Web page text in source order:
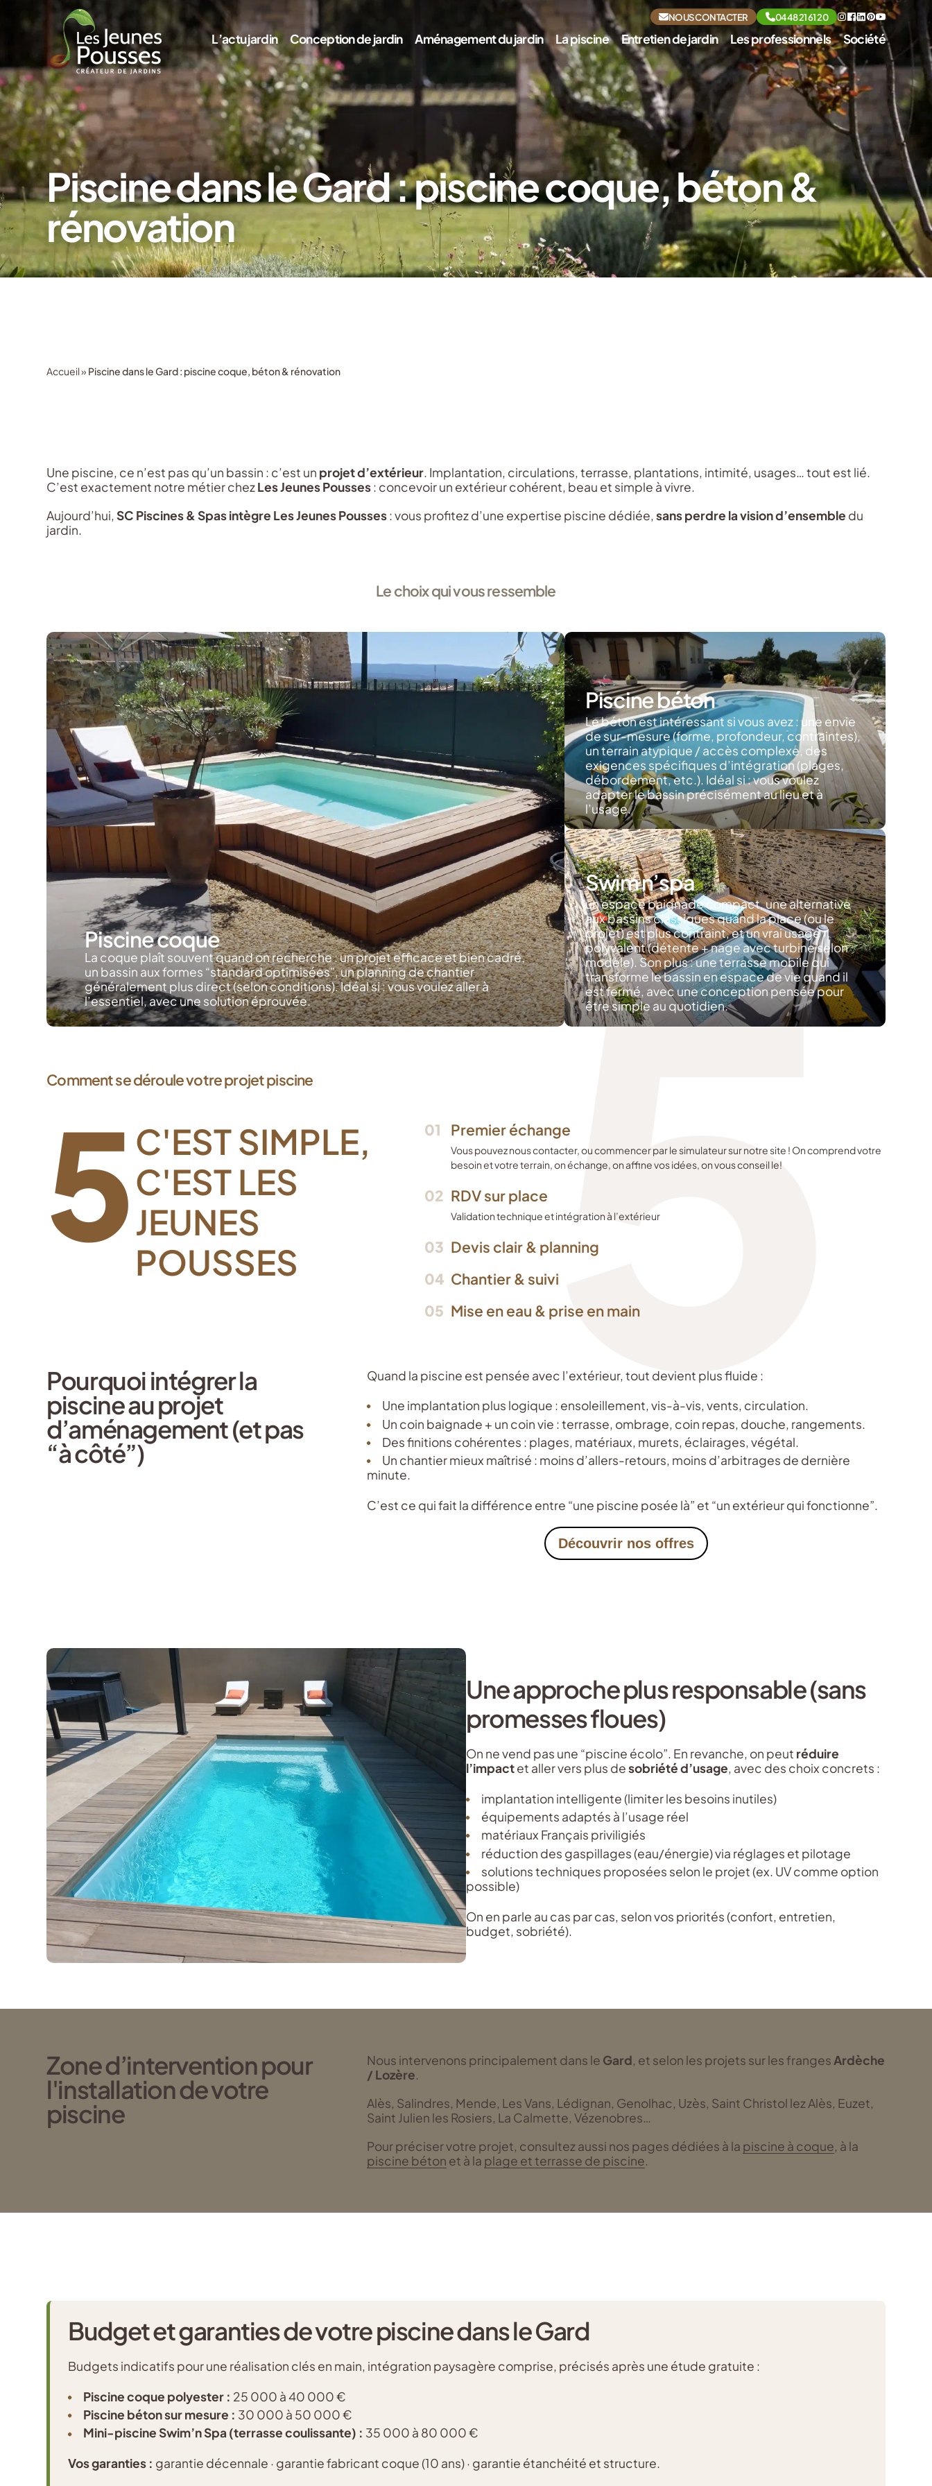
L’actu jardin Conception de jardin Aménagement du jardin La piscine Entretien de jardin Les professionnels Société
NOUS CONTACTER 04 48 21 61 20
Piscine dans le Gard : piscine coque, béton &
rénovation
Accueil» Piscine dans le Gard : piscine coque, béton & rénovation
Une piscine, ce n’est pas qu’un bassin : c’est un projet d’extérieur. Implantation, circulations, terrasse, plantations, intimité, usages… tout est lié.
C’est exactement notre métier chezLes Jeunes Pousses: concevoir un extérieur cohérent, beau et simple à vivre.
Aujourd’hui,SC Piscines & Spas intègre Les Jeunes Pousses: vous profitez d’une expertise piscine dédiée,sans perdre la vision d’ensemble du
jardin.
Le choix qui vous ressemble
Piscine coque
La coque plaît souvent quand on recherche : un projet efficace et bien cadré,
un bassin aux formes “standard optimisées”, un planning de chantier
généralement plus direct (selon conditions). Idéal si : vous voulez aller à
l’essentiel, avec une solution éprouvée.
Piscine béton
Le béton est intéressant si vous avez : une envie
de sur-mesure (forme, profondeur, contraintes),
un terrain atypique / accès complexe, des
exigences spécifiques d’intégration (plages,
débordement, etc.). Idéal si : vous voulez
adapter le bassin précisément au lieu et à
l’usage.
Swim n’spa
un espace baignade compact, une alternative
aux bassins classiques quand la place (ou le
projet) est plus contraint, et un vrai usage
polyvalent (détente + nage avec turbine selon
modèle). Son plus : une terrasse mobile qui
transforme le bassin en espace de vie quand il
est fermé, avec une conception pensée pour
être simple au quotidien.
5
Comment se déroule votre projet piscine
5C'EST SIMPLE,
C'EST LES
JEUNES
POUSSES
01 Premier échange
Vous pouvez nous contacter, ou commencer par le simulateur sur notre site ! On comprend votre
besoin et votre terrain, on échange, on affine vos idées, on vous conseil le!
02 RDV sur place
Validation technique et intégration à l’extérieur
03 Devis clair & planning
04 Chantier & suivi
05 Mise en eau & prise en main
Pourquoi intégrer la
piscine au projet
d’aménagement (et pas
“à côté”)
Quand la piscine est pensée avec l’extérieur, tout devient plus fluide :
Une implantation plus logique : ensoleillement, vis-à-vis, vents, circulation.
Un coin baignade + un coin vie : terrasse, ombrage, coin repas, douche, rangements.
Des finitions cohérentes : plages, matériaux, murets, éclairages, végétal.
Un chantier mieux maîtrisé : moins d’allers-retours, moins d’arbitrages de dernière
minute.
C’est ce qui fait la différence entre “une piscine posée là” et “un extérieur qui fonctionne”.
Découvrir nos offres
Une approche plus responsable (sans
promesses floues)
On ne vend pas une “piscine écolo”. En revanche, on peut réduire
l’impactet aller vers plus desobriété d’usage, avec des choix concrets :
implantation intelligente (limiter les besoins inutiles)
équipements adaptés à l’usage réel
matériaux Français priviligiés
réduction des gaspillages (eau/énergie) via réglages et pilotage
solutions techniques proposées selon le projet (ex. UV comme option
possible)
On en parle au cas par cas, selon vos priorités (confort, entretien,
budget, sobriété).
Zone d’intervention pour
l'installation de votre
piscine
Nous intervenons principalement dans le Gard, et selon les projets sur les franges Ardèche
/ Lozère.
Alès, Salindres, Mende, Les Vans, Lédignan, Genolhac, Uzès, Saint Christol lez Alès, Euzet,
Saint Julien les Rosiers, La Calmette, Vézenobres…
Pour préciser votre projet, consultez aussi nos pages dédiées à la piscine à coque, à la
piscine béton et à la plage et terrasse de piscine.
Budget et garanties de votre piscine dans le Gard
Budgets indicatifs pour une réalisation clés en main, intégration paysagère comprise, précisés après une étude gratuite :
Piscine coque polyester : 25 000 à 40 000 €
Piscine béton sur mesure : 30 000 à 50 000 €
Mini-piscine Swim’n Spa (terrasse coulissante) : 35 000 à 80 000 €
Vos garanties : garantie décennale · garantie fabricant coque (10 ans) · garantie étanchéité et structure.